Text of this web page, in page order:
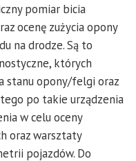
pomiar bicia
ocenę zużycia opony
na drodze. Są to
których
stanu opony/felgi oraz
po takie urządzenia
w celu oceny
oraz warsztaty
pojazdów. Do